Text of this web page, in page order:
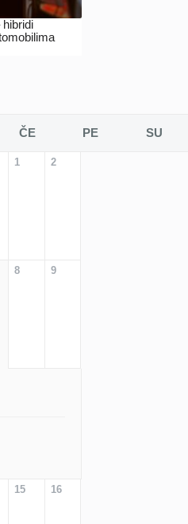
hibridi
ČE PE SU
1 2
8 9
15 16